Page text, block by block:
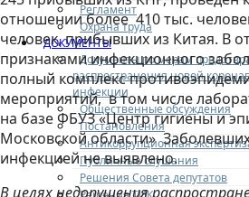
Регламент
Охрана труда
ДОКУМЕНТЫ
Документы по мерам
распространения новой
инфекции
Общественные обсуждения
Постановления
Антикоррупционная
Публичные слушания
Решения Совета депутатов
отношении более 410 тыс.
человек, прибывших из Китая. В
признаками инфекционного
полный комплекс
мероприятий, в том числе
на базе ФБУЗ «Центр гигиены и
Московской области»
инфекцией не выявлено.
В целях недопущения